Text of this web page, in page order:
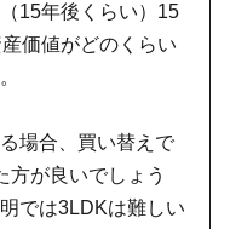
15年後くらい）15
価値がどのくらい
場合、買い替えで
方が良いでしょう
では3LDKは難しい